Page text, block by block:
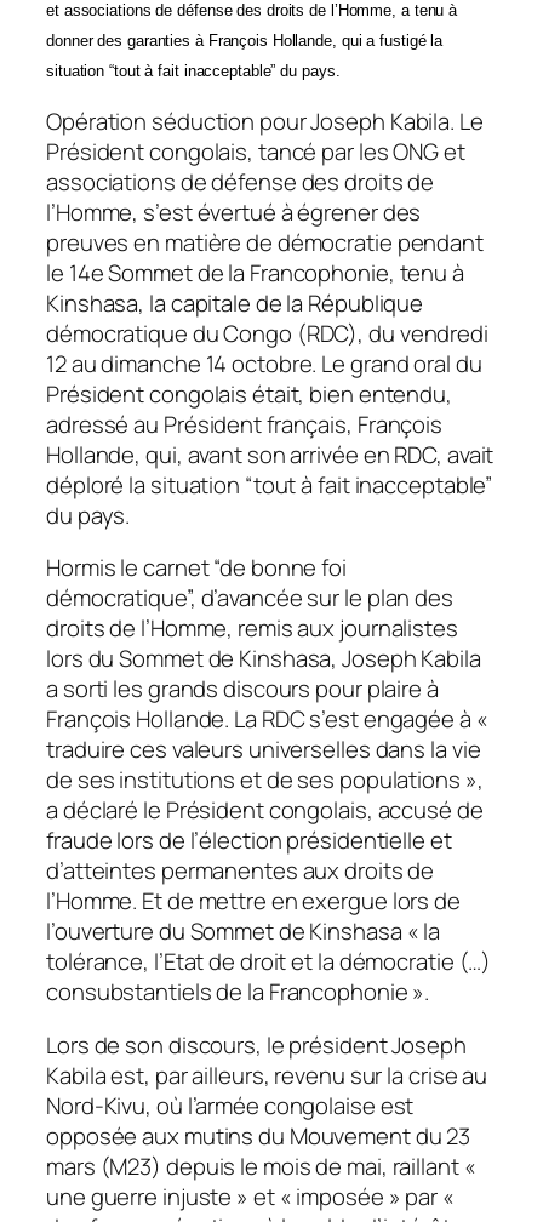
et associations de défense des droits de l’Homme, a tenu à
donner des garanties à François Hollande, qui a fustigé la
situation “tout à fait inacceptable” du pays.
Opération séduction pour Joseph Kabila. Le
Président congolais, tancé par les ONG et
associations de défense des droits de
l’Homme, s’est évertué à égrener des
preuves en matière de démocratie pendant
le 14e Sommet de la Francophonie, tenu à
Kinshasa, la capitale de la République
démocratique du Congo (RDC), du vendredi
12 au dimanche 14 octobre. Le grand oral du
Président congolais était, bien entendu,
adressé au Président français, François
Hollande, qui, avant son arrivée en RDC, avait
déploré la situation “tout à fait inacceptable”
du pays.
Hormis le carnet “de bonne foi
démocratique”, d’avancée sur le plan des
droits de l’Homme, remis aux journalistes
lors du Sommet de Kinshasa, Joseph Kabila
a sorti les grands discours pour plaire à
François Hollande. La RDC s’est engagée à «
traduire ces valeurs universelles dans la vie
de ses institutions et de ses populations »,
a déclaré le Président congolais, accusé de
fraude lors de l’élection présidentielle et
d’atteintes permanentes aux droits de
l’Homme. Et de mettre en exergue lors de
l’ouverture du Sommet de Kinshasa « la
tolérance, l’Etat de droit et la démocratie (…)
consubstantiels de la Francophonie ».
Lors de son discours, le président Joseph
Kabila est, par ailleurs, revenu sur la crise au
Nord-Kivu, où l’armée congolaise est
opposée aux mutins du Mouvement du 23
mars (M23) depuis le mois de mai, raillant «
une guerre injuste » et « imposée » par «